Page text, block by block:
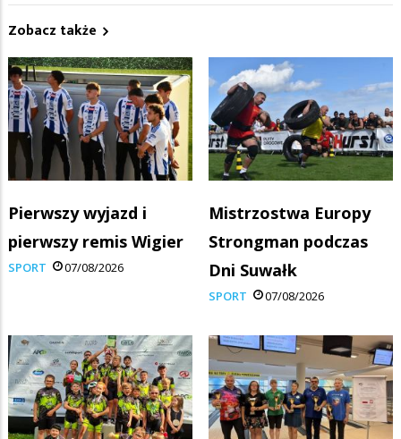
Zobacz także
Pierwszy wyjazd i
pierwszy remis Wigier
SPORT 07/08/2026
Mistrzostwa Europy
Strongman podczas
Dni Suwałk
SPORT 07/08/2026